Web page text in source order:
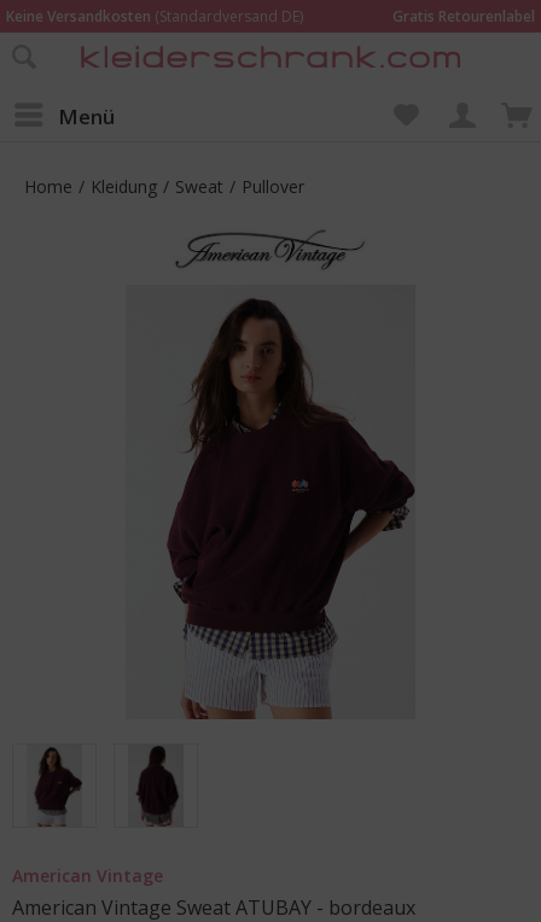
Keine Versandkosten (Standardversand DE)
Gratis Retourenlabel
Online bestellen – im Geschäft in Kempen anprobieren und beraten lassen
Menü
Home / Kleidung / Sweat / Pullover
American Vintage
American Vintage Sweat ATUBAY - bordeaux